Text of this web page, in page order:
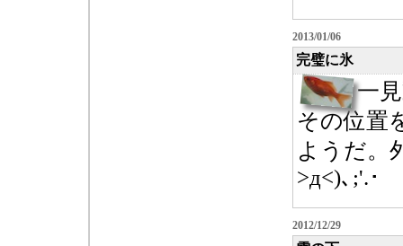
2013/01/06
完璧に氷
一
その位置
ようだ
>д<)､;'.･
2012/12/29